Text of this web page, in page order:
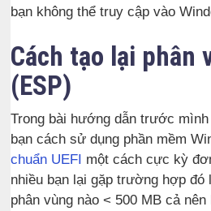
bạn không thể truy cập vào
Cách tạo lại phân
(ESP)
Trong bài hướng dẫn trước
bạn cách sử dụng phần mềm
chuẩn UEFI một cách cực kỳ
nhiều bạn lại gặp trường hợp đó
phân vùng nào < 500 MB cả